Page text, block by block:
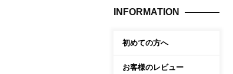
INFORMATION
初めての方へ
お客様のレビュー